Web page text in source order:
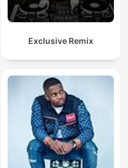
Exclusive Remix